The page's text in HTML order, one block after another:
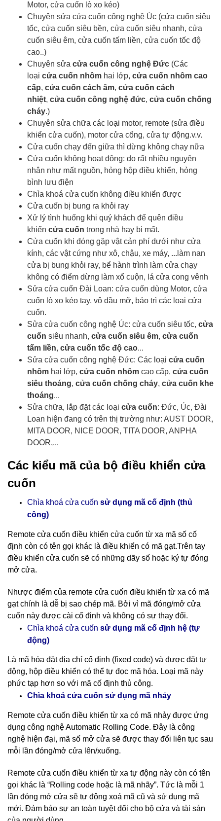
Motor, cửa cuốn lò xo kéo)
Chuyên sửa cửa cuốn công nghệ Úc (cửa cuốn siêu
tốc, cửa cuốn siêu bền, cửa cuốn siêu nhanh, cửa
cuốn siêu êm, cửa cuốn tấm liền, cửa cuốn tốc độ
cao..)
Chuyên sửa cửa cuốn công nghệ Đức (Các
loại cửa cuốn nhôm hai lớp, cửa cuốn nhôm cao
cấp, cửa cuốn cách âm, cửa cuốn cách
nhiệt, cửa cuốn công nghệ đức, cửa cuốn chống
cháy.)
Chuyên sửa chữa các loại motor, remote (sửa điều
khiển cửa cuốn), motor cửa cổng, cửa tự động.v.v.
Cửa cuốn chạy đến giữa thì dừng không chạy nữa
Cửa cuốn không hoạt động: do rất nhiều nguyên
nhân như mất nguồn, hỏng hộp điều khiển, hỏng
bình lưu điện
Chìa khoá cửa cuốn không điều khiển được
Cửa cuốn bị bung ra khỏi ray
Xử lý tình huống khi quý khách để quên điều
khiển cửa cuốn trong nhà hay bị mất.
Cửa cuốn khi đóng gặp vật cản phí dưới như cửa
kính, các vật cứng như xô, chậu, xe máy, ...làm nan
cửa bị bung khỏi ray, bể hành trình làm cửa chạy
không có điểm dừng làm xổ cuộn, lá cửa cong vênh
Sửa cửa cuốn Đài Loan: cửa cuốn dùng Motor, cửa
cuốn lò xo kéo tay, vô dầu mỡ, bảo trì các loại cửa
cuốn.
Sửa cửa cuốn công nghệ Úc: cửa cuốn siêu tốc, cửa
cuốn siêu nhanh, cửa cuốn siêu êm, cửa cuốn
tấm liền, cửa cuốn tốc độ cao...
Sửa cửa cuốn công nghệ Đức: Các loại cửa cuốn
nhôm hai lớp, cửa cuốn nhôm cao cấp, cửa cuốn
siêu thoáng, cửa cuốn chống cháy, cửa cuốn khe
thoáng...
Sửa chữa, lắp đặt các loại cửa cuốn: Đức, Úc, Đài
Loan hiện đang có trên thị trường như: AUST DOOR,
MITA DOOR, NICE DOOR, TITA DOOR, ANPHA
DOOR,...
Các kiểu mã của bộ điều khiển cửa
cuốn
Chìa khoá cửa cuốn sử dụng mã cố định (thủ
công)
Remote cửa cuốn điều khiển cửa cuốn từ xa mã số cố
định còn có tên gọi khác là điều khiển có mã gạt.Trên tay
điều khiển cửa cuốn sẽ có những dãy số hoặc ký tự đóng
mở cửa.
Nhược điểm của remote cửa cuốn điều khiển từ xa có mã
gạt chính là dễ bị sao chép mã. Bởi vì mã đóng/mở cửa
cuốn này được cài cố định và không có sự thay đổi.
Chìa khoá cửa cuốn sử dụng mã cố định hệ (tự
động)
Là mã hóa đặt địa chỉ cố định (fixed code) và được đặt tự
động, hộp điều khiển có thể tự đọc mã hóa. Loại mã này
phức tạp hơn so với mã cố định thủ công.
Chìa khoá cửa cuốn sử dụng mã nhảy
Remote cửa cuốn điều khiển từ xa có mã nhảy được ứng
dụng công nghệ Automatic Rolling Code. Đây là công
nghệ hiện đại, mã số mở cửa sẽ được thay đổi liên tục sau
mỗi lần đóng/mở cửa lên/xuống.
Remote cửa cuốn điều khiển từ xa tự động này còn có tên
gọi khác là “Rolling code hoặc là mã nhãy”. Tức là mỗi 1
lần đóng mở cửa sẽ tự động xoá mã cũ và sử dụng mã
mới. Đảm bảo sự an toàn tuyệt đối cho bộ cửa và tài sản